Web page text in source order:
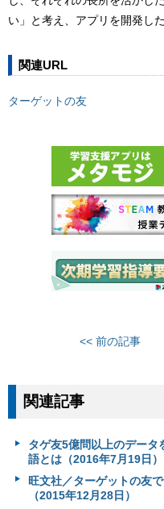
い」と考え、アプリを開発した
関連URL
ターゲットの友
<< 前の記事
関連記事
タゲ友5億問以上のデータ
語とは（2016年7月19日）
旺文社／ターゲットの友
（2015年12月28日）